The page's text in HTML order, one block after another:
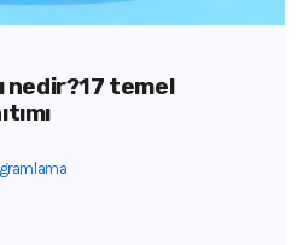
nedir?17 temel